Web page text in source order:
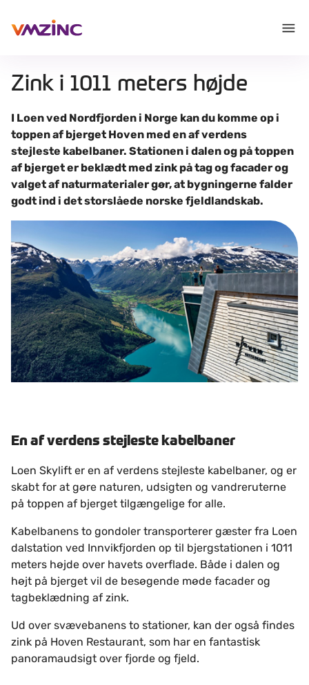
Zink i 1011 meters højde
I Loen ved Nordfjorden i Norge kan du komme op i
toppen af bjerget Hoven med en af verdens
stejleste kabelbaner. Stationen i dalen og på toppen
af bjerget er beklædt med zink på tag og facader og
valget af naturmaterialer gør, at bygningerne falder
godt ind i det storslåede norske fjeldlandskab.
En af verdens stejleste kabelbaner
Loen Skylift er en af verdens stejleste kabelbaner, og er
skabt for at gøre naturen, udsigten og vandreruterne
på toppen af bjerget tilgængelige for alle.
Kabelbanens to gondoler transporterer gæster fra Loen
dalstation ved Innvikfjorden op til bjergstationen i 1011
meters højde over havets overflade. Både i dalen og
højt på bjerget vil de besøgende møde facader og
tagbeklædning af zink.
Ud over svævebanens to stationer, kan der også findes
zink på Hoven Restaurant, som har en fantastisk
panoramaudsigt over fjorde og fjeld.